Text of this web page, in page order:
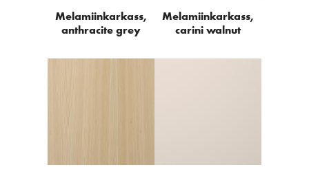
Melamiinkarkass,
anthracite grey
Melamiinkarkass,
carini walnut